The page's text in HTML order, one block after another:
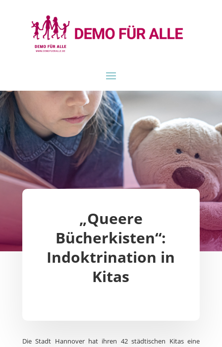
„Queere
Bücherkisten“:
Indoktrination in
Kitas
Die Stadt Hannover hat ihren 42 städtischen Kitas eine